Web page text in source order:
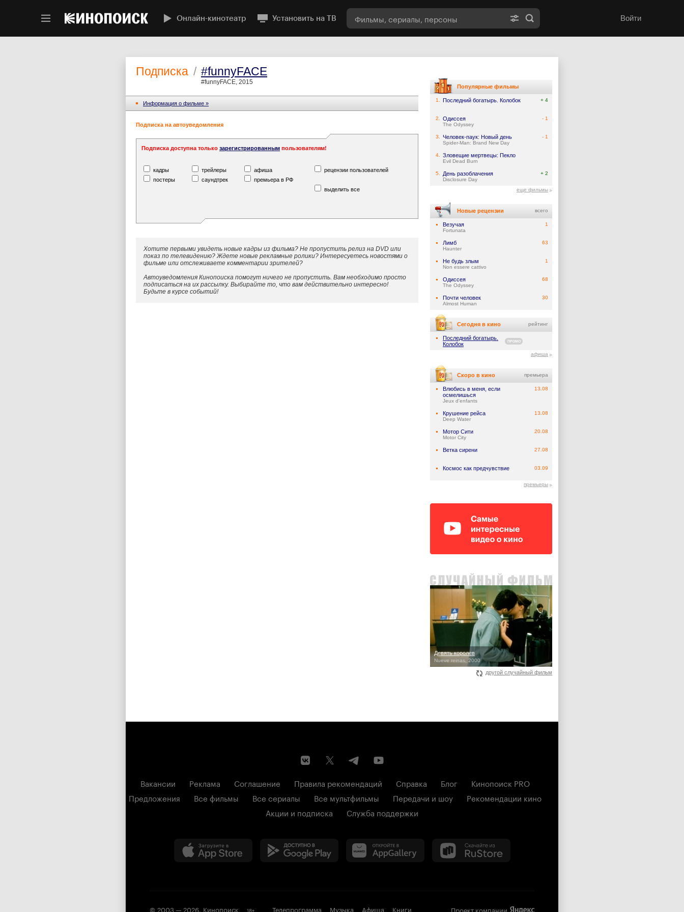
Онлайн-кинотеатр Установить на ТВ Войти
Подписка / #funnyFACE
#funnyFACE, 2015
Информация o фильме »
Подписка на автоуведомления
Подписка доступна только зарегистрированным пользователям!
кадры трейлеры афиша
рецензии пользователей
постеры
саундтрек
премьера в РФ
выделить все
Хотите первыми увидеть новые кадры из фильма? Не пропустить релиз на DVD или
показ по телевидению? Ждете новые рекламные ролики? Интересуетесь новостями о
фильме или отслеживаете комментарии зрителей?
Автоуведомления Кинопоиска помогут ничего не пропустить. Вам необходимо просто
подписаться на их рассылку. Выбирайте то, что вам действительно интересно!
Будьте в курсе событий!
Популярные фильмы
1. Последний богатырь. Колобок + 4
2. Одиссея
The Odyssey
- 1
3. Человек-паук: Новый день
Spider-Man: Brand New Day
- 1
4. Зловещие мертвецы: Пекло
Evil Dead Burn
5. День разоблачения
Disclosure Day
+ 2
еще фильмы
Новые рецензии всего
Везучая
Fortunata
1
Лимб
Haunter
63
Не будь злым
Non essere cattivo
1
Одиссея
The Odyssey
68
Почти человек
Almost Human
30
Сегодня в кино рейтинг
Последний богатырь.
Колобок
ПРОМО
афиша
Скоро в кино премьера
Влюбись в меня, если
осмелишься
Jeux d'enfants
13.08
Крушение рейса
Deep Water
13.08
Мотор Сити
Motor City
20.08
Ветка сирени 27.08
Космос как предчувствие 03.09
премьеры
Девять королев
Nueve reinas, 2000
другой случайный фильм
Вакансии Реклама Соглашение Правила рекомендаций Справка Блог
Кинопоиск PRO
Предложения
Все фильмы Все сериалы Все мультфильмы Передачи и шоу
Рекомендации кино
Акции и подписка
Служба поддержки
© 2003 — 2026, Кинопоиск 18+ Телепрограмма Музыка Афиша Книги Проект компании